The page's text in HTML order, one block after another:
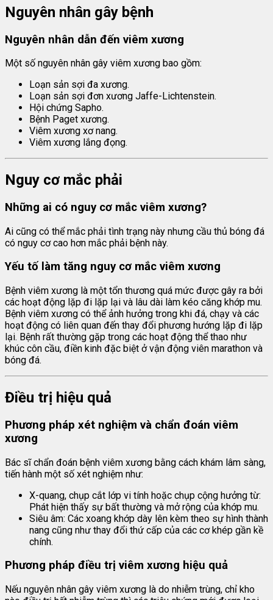
Nguyên nhân gây bệnh
Nguyên nhân dẫn đến viêm xương
Một số nguyên nhân gây viêm xương bao gồm:
Loạn sản sợi đa xương.
Loạn sản sợi đơn xương Jaffe-Lichtenstein.
Hội chứng Sapho.
Bệnh Paget xương.
Viêm xương xơ nang.
Viêm xương lắng đọng.
Nguy cơ mắc phải
Những ai có nguy cơ mắc viêm xương?
Ai cũng có thể mắc phải tình trạng này nhưng cầu thủ bóng đá
có nguy cơ cao hơn mắc phải bệnh này.
Yếu tố làm tăng nguy cơ mắc viêm xương
Bệnh viêm xương là một tổn thương quá mức được gây ra bởi
các hoạt động lặp đi lặp lại và lâu dài làm kéo căng khớp mu.
Bệnh viêm xương có thể ảnh hưởng trong khi đá, chạy và các
hoạt động có liên quan đến thay đổi phương hướng lặp đi lặp
lại. Bệnh rất thường gặp trong các hoạt động thể thao như
khúc côn cầu, điền kinh đặc biệt ở vận động viên marathon và
bóng đá.
Điều trị hiệu quả
Phương pháp xét nghiệm và chẩn đoán viêm
xương
Bác sĩ chẩn đoán bệnh viêm xương bằng cách khám lâm sàng,
tiến hành một số xét nghiệm như:
X-quang, chụp cắt lớp vi tính hoặc chụp cộng hưởng từ:
Phát hiện thấy sự bất thường và mở rộng của khớp mu.
Siêu âm: Các xoang khớp dày lên kèm theo sự hình thành
nang cũng như thay đổi thứ cấp của các cơ khép gần kề
chính.
Phương pháp điều trị viêm xương hiệu quả
Nếu nguyên nhân gây viêm xương là do nhiễm trùng, chỉ kho